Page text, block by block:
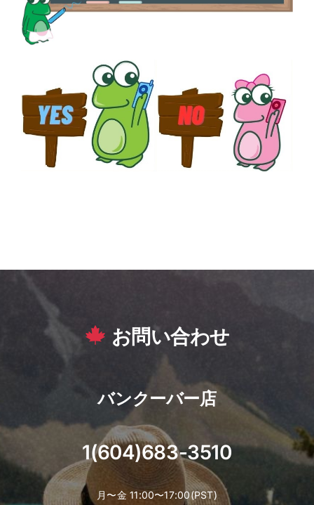
お問い合わせ
バンクーバー店
1(604)683-3510
月〜金 11:00〜17:00(PST)